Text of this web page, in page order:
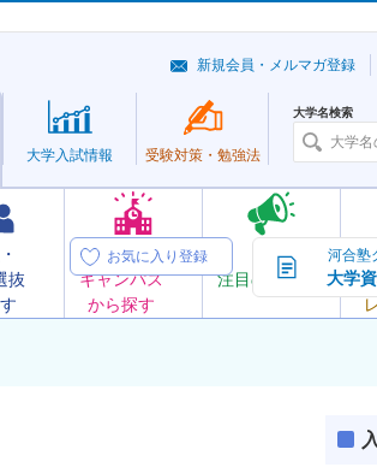
抜
オープン
キャンパス
から探す
注目の大学
ト
大学入試情報 受験対策・ 勉強法
大学名検索
新規会員・メルマガ登録
お気に入り登録 河合塾
大学